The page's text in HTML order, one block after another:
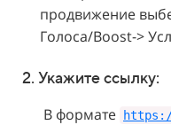
продвижение
Голоса/Boost->
2. Укажитессылку:
В формате https://